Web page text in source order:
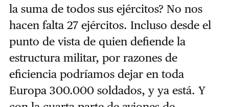
la suma de todos sus ejércitos? No nos
hacen falta 27 ejércitos. Incluso desde el
punto de vista de quien defiende la
estructura militar, por razones de
eficiencia podríamos dejar en toda
Europa 300.000 soldados, y ya está. Y